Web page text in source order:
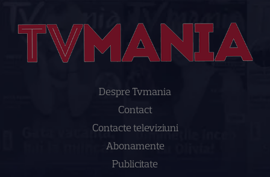
Despre Tvmania
Contact
Contacte televiziuni
Abonamente
Publicitate